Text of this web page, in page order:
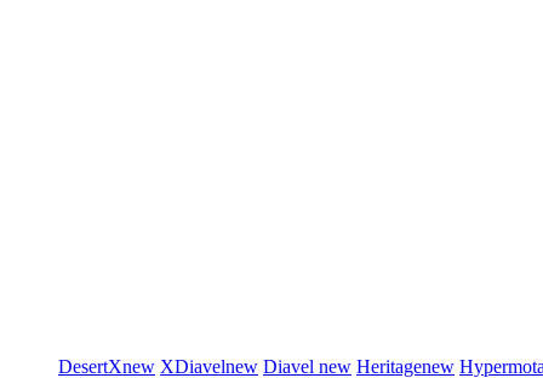
DesertXnew XDiavelnew Diavel new Heritagenew